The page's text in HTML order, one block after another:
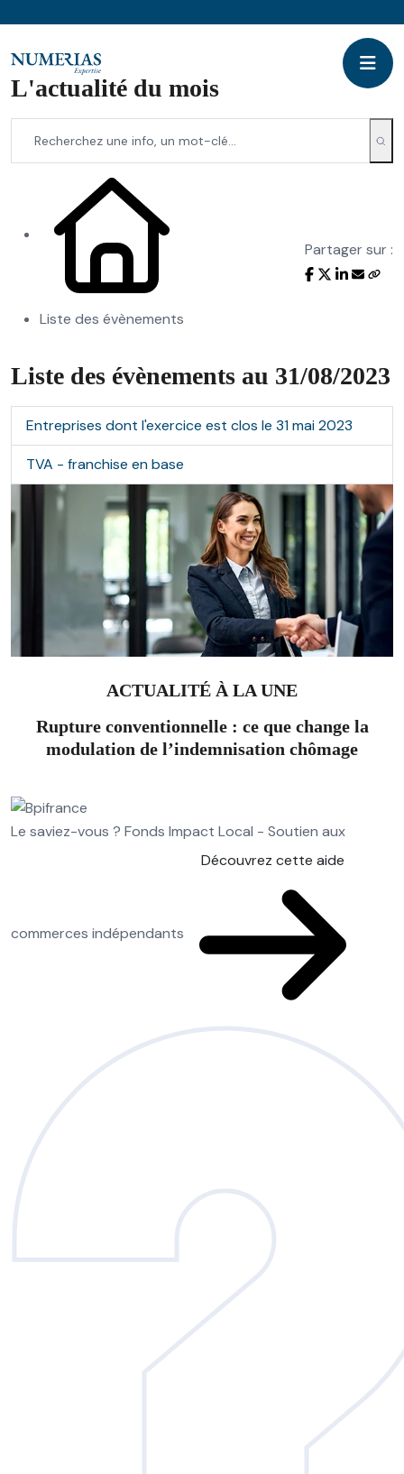
L'actualité du mois
Liste des évènements
Partager sur :
Liste des évènements au 31/08/2023
Entreprises dont l'exercice est clos le 31 mai 2023
TVA - franchise en base
ACTUALITÉ À LA UNE
Rupture conventionnelle : ce que change la
modulation de l’indemnisation chômage
Le saviez-vous ? Fonds Impact Local - Soutien aux
commerces indépendants
Découvrez cette aide